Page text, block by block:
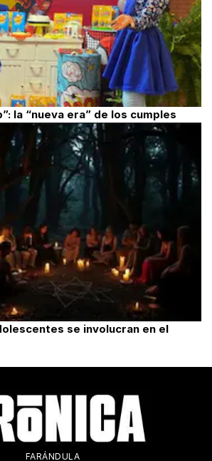
la “nueva era” de los cumples
se involucran en el
FARÁNDULA